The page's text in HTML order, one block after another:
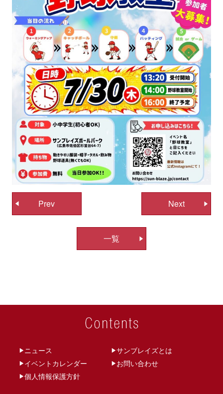
投
稿
Prev Next
一覧
ニュース
サンブレイズとは
イベントカレンダー
お問い合わせ
個人情報保護方針